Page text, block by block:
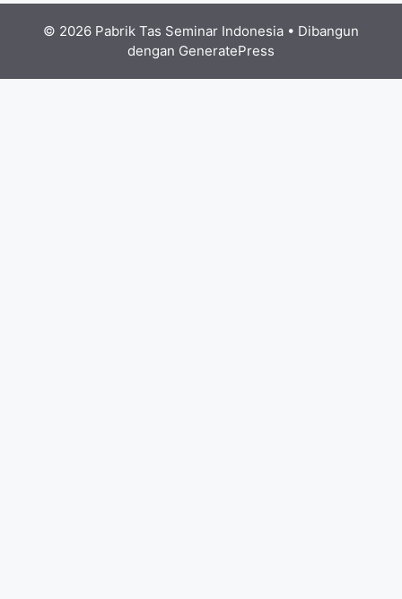
© 2026 Pabrik Tas Seminar Indonesia • Dibangun
dengan GeneratePress